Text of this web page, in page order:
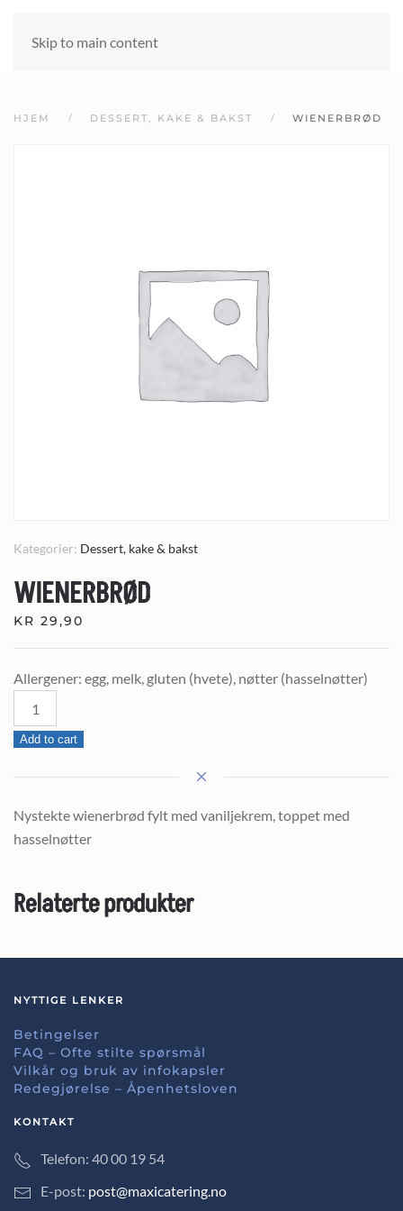
Skip to main content
HJEM DESSERT, KAKE & BAKST WIENERBRØD
Kategorier: Dessert, kake & bakst
WIENERBRØD
KR 29,90
Allergener: egg, melk, gluten (hvete), nøtter (hasselnøtter)
Wienerbrød
quantity
Add to cart
Nystekte wienerbrød fylt med vaniljekrem, toppet med
hasselnøtter
Relaterte produkter
NYTTIGE LENKER
Betingelser
FAQ – Ofte stilte spørsmål
Vilkår og bruk av infokapsler
Redegjørelse – Åpenhetsloven
KONTAKT
Telefon: 40 00 19 54
E-post: post@maxicatering.no